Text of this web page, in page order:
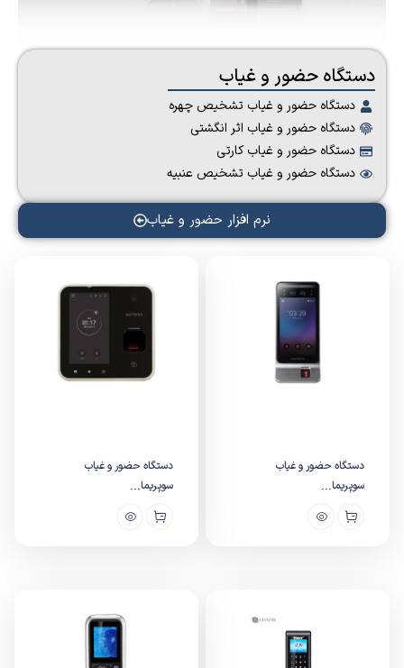
دستگاه حضور و غیاب
دستگاه حضور و غیاب تشخیص چهره
دستگاه حضور و غیاب اثر انگشتی
دستگاه حضور و غیاب کارتی
دستگاه حضور و غیاب تشخیص عنبیه
نرم افزار حضور و غیاب
دستگاه حضور و غیاب
سوپریما...
دستگاه حضور و غیاب
سوپریما...